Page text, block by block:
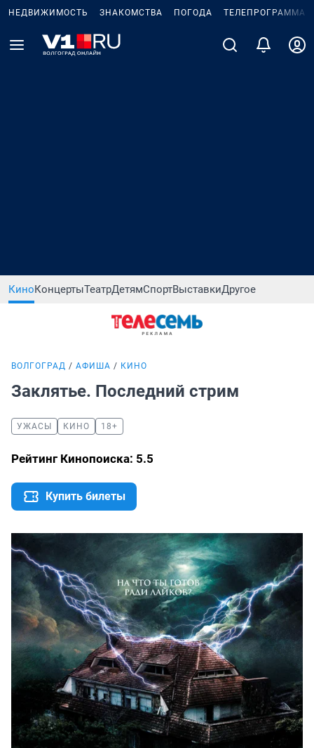
НЕДВИЖИМОСТЬ ЗНАКОМСТВА ПОГОДА ТЕЛЕПРОГРАММА
КиноКонцертыТеатрДетямСпортВыставкиДругое
ВОЛГОГРАД АФИША КИНО
Заклятье. Последний стрим
УЖАСЫ КИНО 18+
Рейтинг Кинопоиска: 5.5
Купить билеты